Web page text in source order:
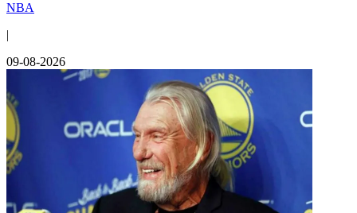
NBA
|
09-08-2026